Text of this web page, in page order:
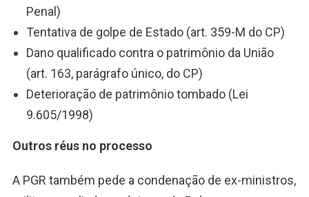
Penal)
Tentativa de golpe de Estado (art. 359-M do CP)
Dano qualificado contra o patrimônio da União
(art. 163, parágrafo único, do CP)
Deterioração de patrimônio tombado (Lei
9.605/1998)
Outros réus no processo
A PGR também pede a condenação de ex-ministros,